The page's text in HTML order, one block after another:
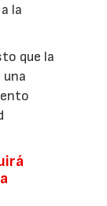
la
que la